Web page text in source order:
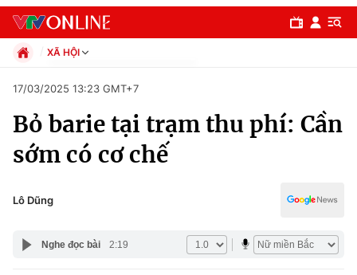
Chuyên mục
Chính trị
Xã hội
XÃ HỘI
Xã hội
Pháp luật
Thể thao
Đời sống
17/03/2025 13:23 GMT+7
Bỏ barie tại trạm thu phí: Cần
sớm có cơ chế
Lô Dũng
Nghe đọc bài 2:19